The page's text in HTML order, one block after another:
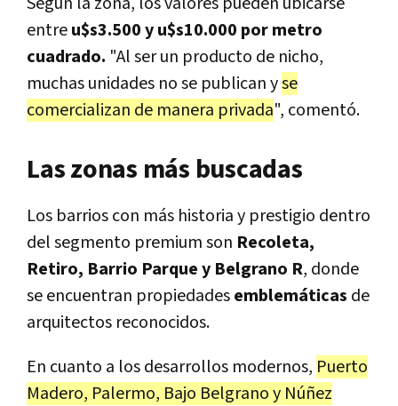
entreu$s3.500 y u$s10.000 por metro
cuadrado. "Al ser un producto de nicho,
muchas unidades no se publican yse
comercializan de manera privada", comentó.
Las zonas más buscadas
Los barrios con más historia y prestigio dentro
del segmento premium son Recoleta,
Retiro, Barrio Parque y Belgrano R, donde
se encuentran propiedadesemblemáticas de
arquitectos reconocidos.
En cuanto a los desarrollos modernos, Puerto
Madero, Palermo, Bajo Belgrano y Núñez